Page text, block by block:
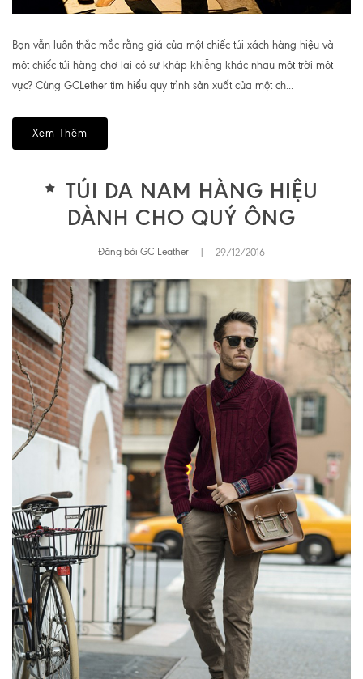
Bạn vẫn luôn thắc mắc rằng giá của một chiếc túi xách hàng hiệu và
một chiếc túi hàng chợ lại có sự khập khiễng khác nhau một trời một
vực? Cùng GCLether tìm hiểu quy trình sản xuất của một ch...
Xem Thêm
TÚI DA NAM HÀNG HIỆU
DÀNH CHO QUÝ ÔNG
Đăng bởi GC Leather 29/12/2016